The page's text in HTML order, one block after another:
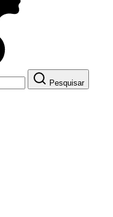
Pesquisar